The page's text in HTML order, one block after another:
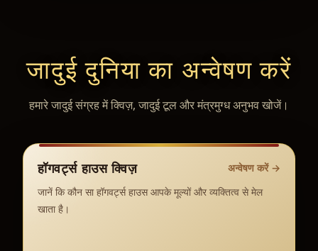
जादुई दुनिया का अन्वेषण करें
हमारे जादुई संग्रह में क्विज़, जादुई टूल और मंत्रमुग्ध अनुभव खोजें।
हॉगवर्ट्स हाउस क्विज़ अन्वेषण करें →
जानें कि कौन सा हॉगवर्ट्स हाउस आपके मूल्यों और व्यक्तित्व से मेल
खाता है।